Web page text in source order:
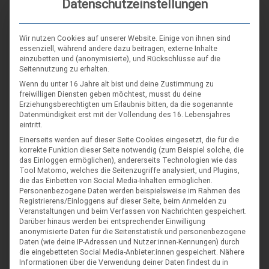
versandt. Für diejenigen, die alles gerne noch einmal in
Dateien gelöscht] Viel Spaß beim Lesen Euer Landesteam
Datenschutzeinstellungen
Wir nutzen Cookies auf unserer Website. Einige von ihnen sind
essenziell, während andere dazu beitragen, externe Inhalte
einzubetten und (anonymisierte), und Rückschlüsse auf die
Seitennutzung zu erhalten.
Wenn du unter 16 Jahre alt bist und deine Zustimmung zu
freiwilligen Diensten geben möchtest, musst du deine
Erziehungsberechtigten um Erlaubnis bitten, da die sogenannte
Datenmündigkeit erst mit der Vollendung des 16. Lebensjahres
eintritt.
Einerseits werden auf dieser Seite Cookies eingesetzt, die für die
korrekte Funktion dieser Seite notwendig (zum Beispiel solche, die
das Einloggen ermöglichen), andererseits Technologien wie das
Tool Matomo, welches die Seitenzugriffe analysiert, und Plugins,
die das Einbetten von Social Media-Inhalten ermöglichen.
Personenbezogene Daten werden beispielsweise im Rahmen des
Registrierens/Einloggens auf dieser Seite, beim Anmelden zu
Veranstaltungen und beim Verfassen von Nachrichten gespeichert.
Darüber hinaus werden bei entsprechender Einwilligung
anonymisierte Daten für die Seitenstatistik und personenbezogene
Daten (wie deine IP-Adressen und Nutzer:innen-Kennungen) durch
die eingebetteten Social Media-Anbieter:innen gespeichert. Nähere
Informationen über die Verwendung deiner Daten findest du in